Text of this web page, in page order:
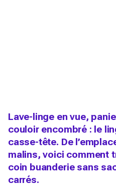
Lave-linge en vue,
couloir encombré : le
casse-tête. De
malins, voici comment
coin buanderie sans
carrés.